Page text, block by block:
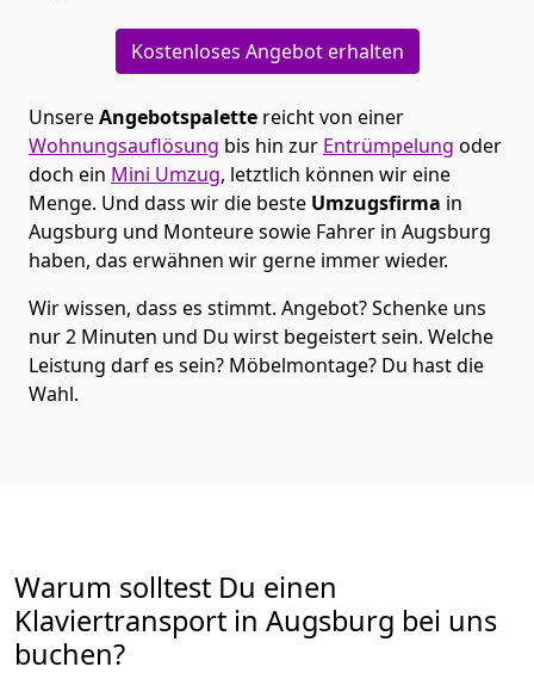
Kostenloses Angebot erhalten
UnsereAngebotspalette reicht von einer
Wohnungsauflösung bis hin zur Entrümpelung oder
doch ein Mini Umzug, letztlich können wir eine
Menge. Und dass wir die beste Umzugsfirma in
Augsburg und Monteure sowie Fahrer in Augsburg
haben, das erwähnen wir gerne immer wieder.
Wir wissen, dass es stimmt. Angebot? Schenke uns
nur 2 Minuten und Du wirst begeistert sein. Welche
Leistung darf es sein? Möbelmontage? Du hast die
Wahl.
Warum solltest Du einen
Klaviertransport in Augsburg bei uns
buchen?